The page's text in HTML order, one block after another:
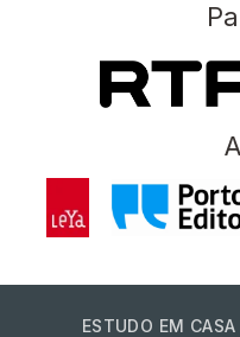
ESTUDO EM